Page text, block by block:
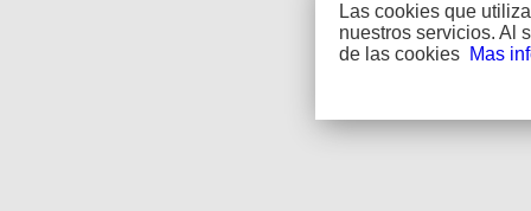
Las cookies que
nuestros servicios. Al
de las cookies
Mas